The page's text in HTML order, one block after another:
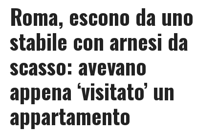
Roma, escono da uno
stabile con arnesi da
scasso: avevano
appena ‘visitato’ un
appartamento